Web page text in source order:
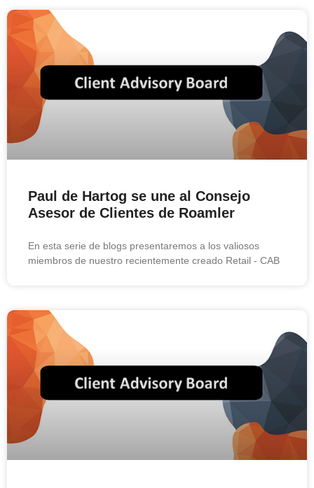
Paul de Hartog se une al Consejo
Asesor de Clientes de Roamler
En esta serie de blogs presentaremos a los valiosos
miembros de nuestro recientemente creado Retail - CAB